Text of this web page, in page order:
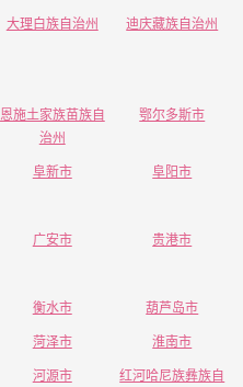
大理白族自治州
迪庆藏族自治州
恩施土家族苗族自
治州
鄂尔多斯市
阜新市
阜阳市
广安市
贵港市
衡水市
葫芦岛市
菏泽市
淮南市
河源市
红河哈尼族彝族自